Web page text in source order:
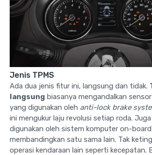
Jenis TPMS
Ada dua jenis fitur ini, langsung dan tidak.
langsung biasanya mengandalkan
yang digunakan oleh anti-lock brake
ini mengukur laju revolusi setiap roda.
digunakan oleh sistem komputer on-
membandingkan satu sama lain. Tak
operasi kendaraan lain seperti kecepatan.